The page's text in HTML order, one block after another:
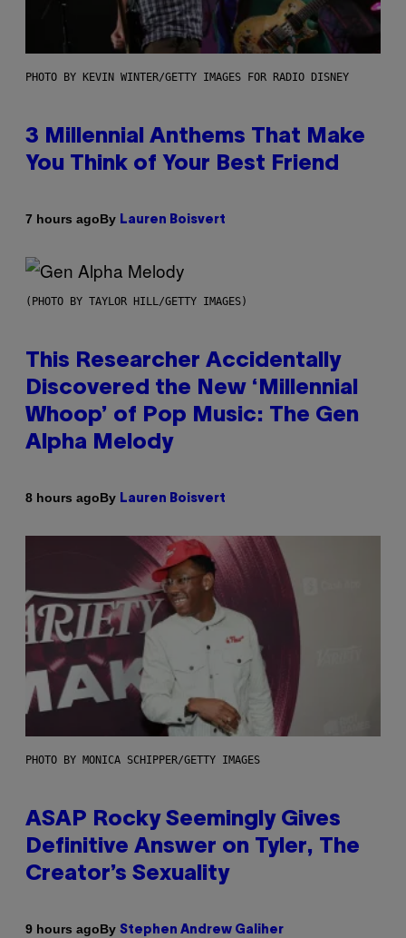
PHOTO BY KEVIN WINTER/GETTY IMAGES FOR RADIO DISNEY
3 Millennial Anthems That Make
You Think of Your Best Friend
7 hours agoBy Lauren Boisvert
(PHOTO BY TAYLOR HILL/GETTY IMAGES)
This Researcher Accidentally
Discovered the New ‘Millennial
Whoop’ of Pop Music: The Gen
Alpha Melody
8 hours agoBy Lauren Boisvert
PHOTO BY MONICA SCHIPPER/GETTY IMAGES
ASAP Rocky Seemingly Gives
Definitive Answer on Tyler, The
Creator’s Sexuality
9 hours agoBy Stephen Andrew Galiher